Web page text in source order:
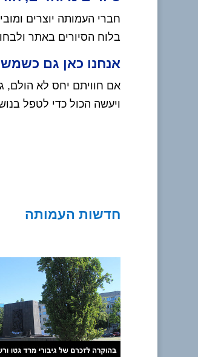
חברי העמותה יוצרים
בלוח הסיורים באתר
אנחנו כאן גם
אם חוויתם יחס לא הולם,
ויעשה הכול כדי לטפל
חדשות העמותה